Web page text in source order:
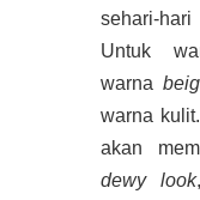
sehari-
Untuk
warna
warna
akan
dewy look